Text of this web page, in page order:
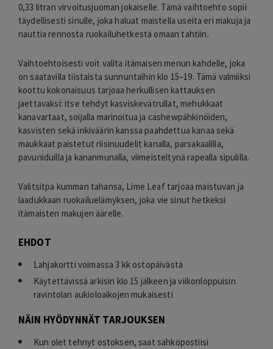
0,33 litran virvoitusjuoman jokaiselle. Tämä vaihtoehto sopii
täydellisesti sinulle, joka haluat maistella useita eri makuja ja
nauttia rennosta ruokailuhetkestä omaan tahtiin.
Vaihtoehtoisesti voit valita itämaisen menun kahdelle, joka
on saatavilla tiistaista sunnuntaihin klo 15–19. Tämä valmiiksi
koottu kokonaisuus tarjoaa herkullisen kattauksen
jaettavaksi: itse tehdyt kasviskevätrullat, mehukkaat
kanavartaat, soijalla marinoitua ja cashewpähkinöiden,
kasvisten sekä inkiväärin kanssa paahdettua kanaa sekä
maukkaat paistetut riisinuudelit kanalla, parsakaalilla,
pavuniduilla ja kananmunalla, viimeisteltynä rapealla sipulilla.
Valitsitpa kumman tahansa, Lime Leaf tarjoaa maistuvan ja
laadukkaan ruokailuelämyksen, joka vie sinut hetkeksi
itämaisten makujen äärelle.
EHDOT
Lahjakortti voimassa 3 kk ostopäivästä
Käytettävissä arkisin klo 15 jälkeen ja viikonloppuisin
ravintolan aukioloaikojen mukaisesti
NÄIN HYÖDYNNÄT TARJOUKSEN
Kun olet tehnyt ostoksen, saat sähköpostiisi